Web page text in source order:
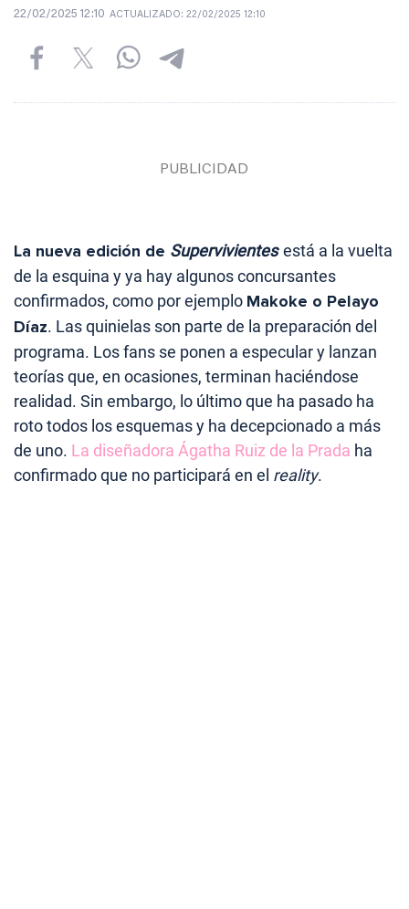
22/02/2025 12:10 ACTUALIZADO: 22/02/2025 12:10
La nueva edición de Supervivientesestá a la vuelta
de la esquina y ya hay algunos concursantes
confirmados, como por ejemplo Makoke o Pelayo
Díaz. Las quinielas son parte de la preparación del
programa. Los fans se ponen a especular y lanzan
teorías que, en ocasiones, terminan haciéndose
realidad. Sin embargo, lo último que ha pasado ha
roto todos los esquemas y ha decepcionado a más
de uno. La diseñadora Ágatha Ruiz de la Prada ha
confirmado que no participará en el reality.